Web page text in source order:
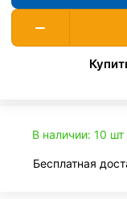
В наличии: 10 шт
Бесплатная